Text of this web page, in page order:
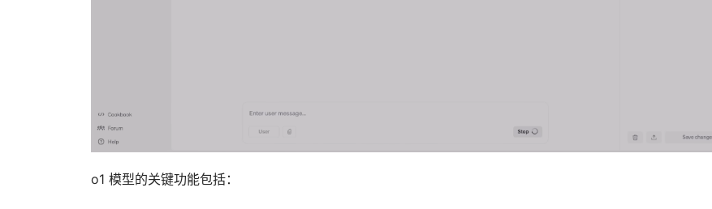
o1 模型的关键功能包括：